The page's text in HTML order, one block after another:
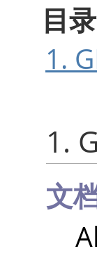
目录
1.
1.
文